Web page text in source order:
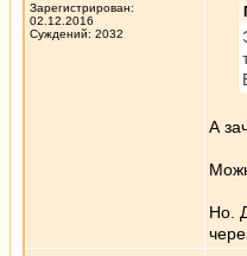
Зарегистрирован:
02.12.2016
Суждений: 2032
А
Но.